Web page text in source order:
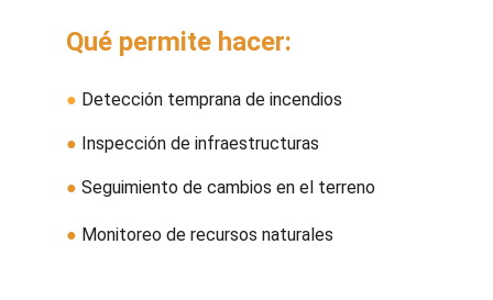
Qué permite hacer:
● Detección temprana de incendios
● Monitoreo de recursos naturales
● Inspección de infraestructuras
● Seguimiento de cambios en el terreno